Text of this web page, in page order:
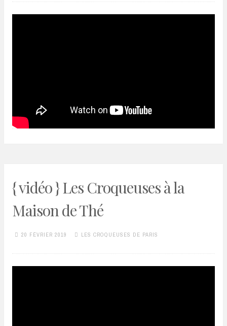
{ vidéo } Les Croqueuses à la
Maison de Thé
20 FÉVRIER 2019 LES CROQUEUSES DE PARIS